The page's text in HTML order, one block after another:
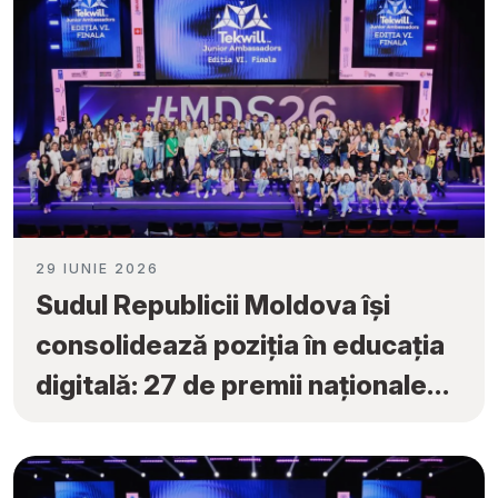
29 IUNIE 2026
Sudul Republicii Moldova își
consolidează poziția în educația
digitală: 27 de premii naționale
Ambassadors”